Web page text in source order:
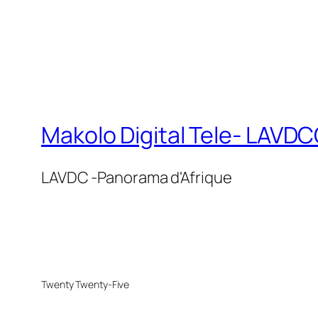
Makolo Digital Tele-
LAVDC -Panorama d'Afrique
Twenty Twenty-Five